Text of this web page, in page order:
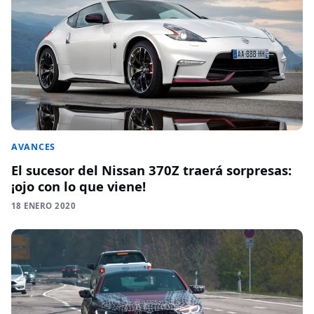
AVANCES
El sucesor del Nissan 370Z traerá sorpresas:
¡ojo con lo que viene!
18 ENERO 2020